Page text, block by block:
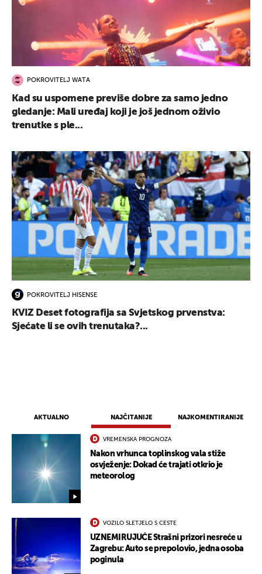
AKTUALNO NAJČITANIJE NAJKOMENTIRANIJE
VREMENSKA PROGNOZA
Nakon vrhunca toplinskog vala stiže
osvježenje: Dokad će trajati otkrio je
meteorolog
VOZILO SLETJELO S CESTE
UZNEMIRUJUĆE Strašni prizori nesreće u
Zagrebu: Auto se prepolovio, jedna osoba
poginula
POKROVITELJ WATA
Kad su uspomene previše dobre za samo jedno
gledanje: Mali uređaj koji je još jednom oživio
trenutke s ple...
POKROVITELJ HISENSE
KVIZ Deset fotografija sa Svjetskog prvenstva:
Sjećate li se ovih trenutaka?...